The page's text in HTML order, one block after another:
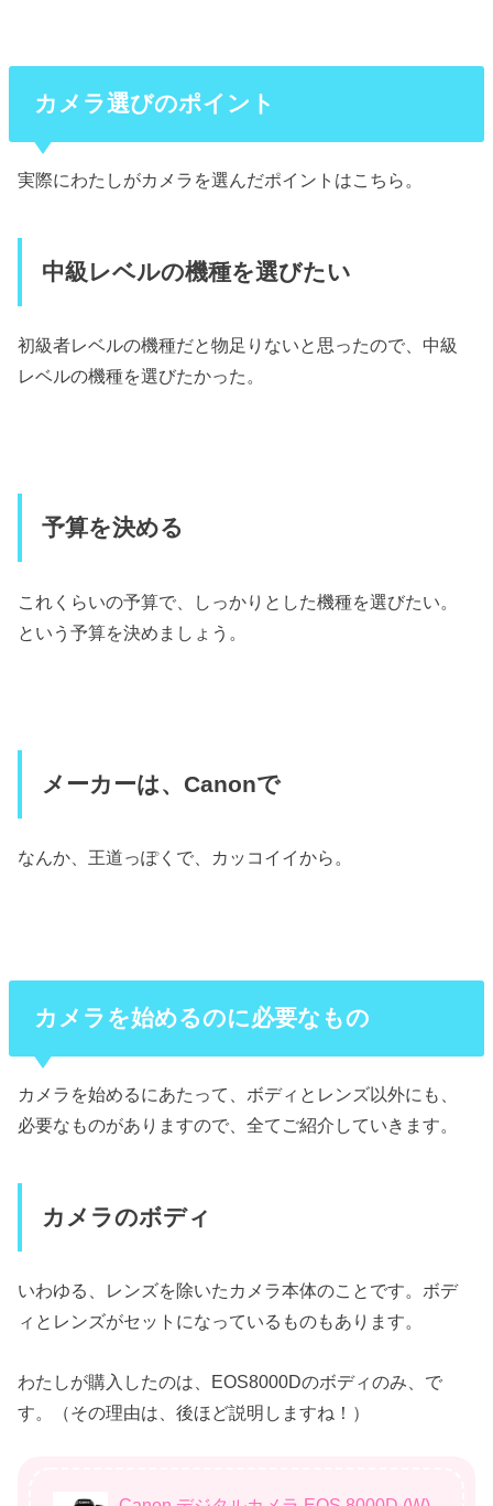
カメラ選びのポイント
実際にわたしがカメラを選んだポイントはこちら。
中級レベルの機種を選びたい
初級者レベルの機種だと物足りないと思ったので、中級
レベルの機種を選びたかった。
予算を決める
これくらいの予算で、しっかりとした機種を選びたい。
という予算を決めましょう。
メーカーは、Canonで
なんか、王道っぽくで、カッコイイから。
カメラを始めるのに必要なもの
カメラを始めるにあたって、ボディとレンズ以外にも、
必要なものがありますので、全てご紹介していきます。
カメラのボディ
いわゆる、レンズを除いたカメラ本体のことです。ボデ
ィとレンズがセットになっているものもあります。
わたしが購入したのは、EOS8000Dのボディのみ、で
す。（その理由は、後ほど説明しますね！）